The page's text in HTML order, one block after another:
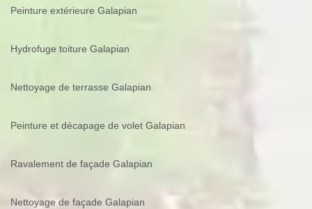
Peinture extérieure Galapian
Hydrofuge toiture Galapian
Nettoyage de terrasse Galapian
Peinture et décapage de volet Galapian
Ravalement de façade Galapian
Nettoyage de façade Galapian